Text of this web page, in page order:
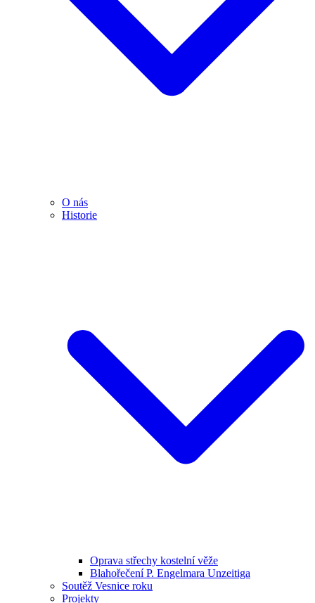
O nás
Historie
Oprava střechy kostelní věže
Blahořečení P. Engelmara Unzeitiga
Soutěž Vesnice roku
Projekty